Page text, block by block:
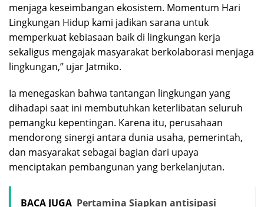
menjaga keseimbangan ekosistem. Momentum Hari
Lingkungan Hidup kami jadikan sarana untuk
memperkuat kebiasaan baik di lingkungan kerja
sekaligus mengajak masyarakat berkolaborasi menjaga
lingkungan,” ujar Jatmiko.
Ia menegaskan bahwa tantangan lingkungan yang
dihadapi saat ini membutuhkan keterlibatan seluruh
pemangku kepentingan. Karena itu, perusahaan
mendorong sinergi antara dunia usaha, pemerintah,
dan masyarakat sebagai bagian dari upaya
menciptakan pembangunan yang berkelanjutan.
BACA JUGA Pertamina Siapkan antisipasi